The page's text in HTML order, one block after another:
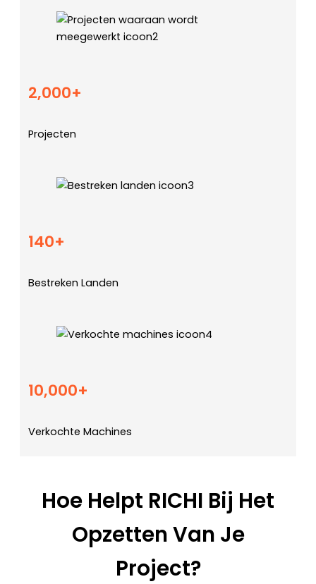
2,000+
Projecten
140+
Bestreken Landen
10,000+
Verkochte Machines
Hoe Helpt RICHI Bij Het
Opzetten Van Je
Project?